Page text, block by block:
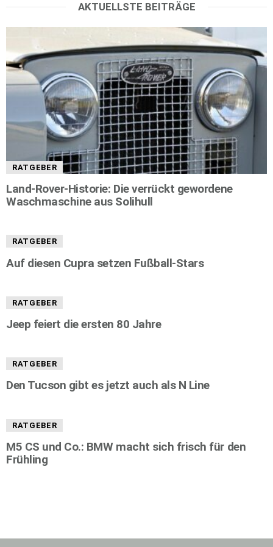
AKTUELLSTE BEITRÄGE
RATGEBER
Land-Rover-Historie: Die verrückt gewordene
Waschmaschine aus Solihull
RATGEBER
Auf diesen Cupra setzen Fußball-Stars
RATGEBER
Jeep feiert die ersten 80 Jahre
RATGEBER
Den Tucson gibt es jetzt auch als N Line
RATGEBER
M5 CS und Co.: BMW macht sich frisch für den
Frühling